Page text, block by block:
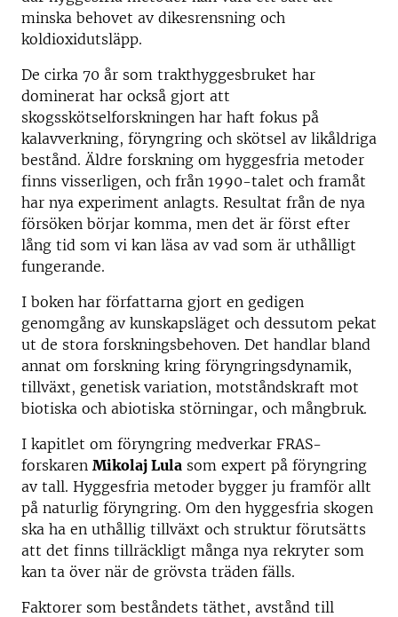
minska behovet av dikesrensning och
koldioxidutsläpp.
De cirka 70 år som trakthyggesbruket har
dominerat har också gjort att
skogsskötselforskningen har haft fokus på
kalavverkning, föryngring och skötsel av likåldriga
bestånd. Äldre forskning om hyggesfria metoder
finns visserligen, och från 1990-talet och framåt
har nya experiment anlagts. Resultat från de nya
försöken börjar komma, men det är först efter
lång tid som vi kan läsa av vad som är uthålligt
fungerande.
I boken har författarna gjort en gedigen
genomgång av kunskapsläget och dessutom pekat
ut de stora forskningsbehoven. Det handlar bland
annat om forskning kring föryngringsdynamik,
tillväxt, genetisk variation, motståndskraft mot
biotiska och abiotiska störningar, och mångbruk.
I kapitlet om föryngring medverkar FRAS-
forskaren Mikolaj Lula som expert på föryngring
av tall. Hyggesfria metoder bygger ju framför allt
på naturlig föryngring. Om den hyggesfria skogen
ska ha en uthållig tillväxt och struktur förutsätts
att det finns tillräckligt många nya rekryter som
kan ta över när de grövsta träden fälls.
Faktorer som beståndets täthet, avstånd till